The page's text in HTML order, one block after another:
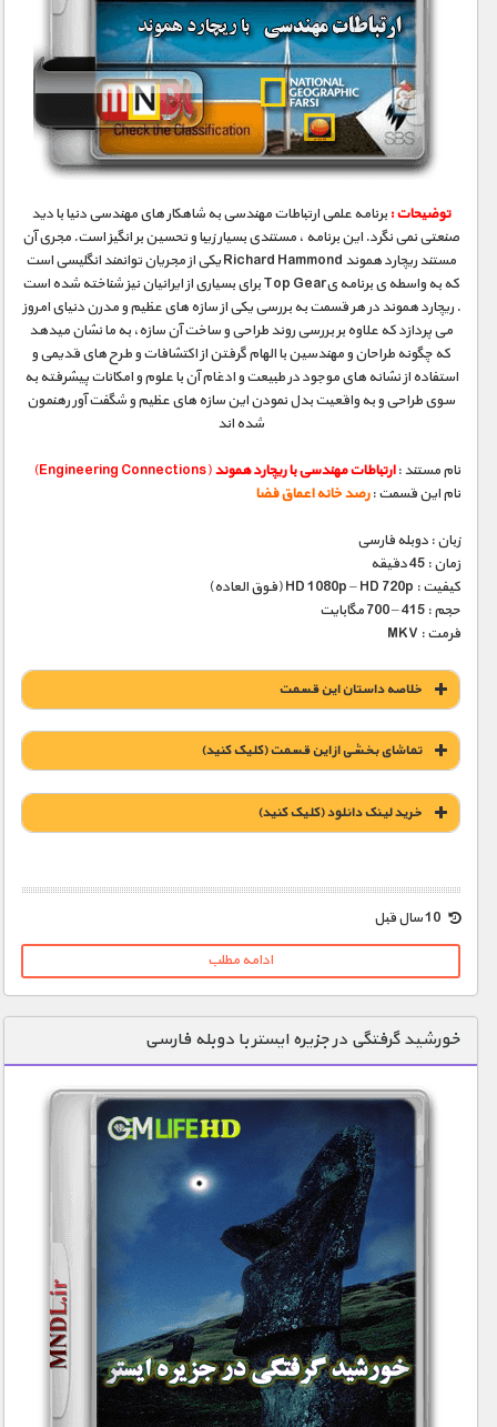
ماورایی
مسابقات / ورزشی
مستند های اختصاصی
توضیحات : برنامه علمی ارتباطات مهندسی به شاهکار های مهندسی دنیا با دید
صنعتی نمی نگرد. این برنامه ، مستندی بسیار زیبا و تحسین بر انگیز است. مجری آن
مستند ریچارد هموند Richard Hammond یکی از مجریان توانمند انگلیسی است
که به واسطه ی برنامه یTop Gear برای بسیاری از ایرانیان نیز شناخته شده است
. ریچارد هموند در هر قسمت به بررسی یکی از سازه های عظیم و مدرن دنیای امروز
می پردازد که علاوه بر بررسی روند طراحی و ساخت آن سازه، به ما نشان میدهد
که چگونه طراحان و مهندسین با الهام گرفتن از اکتشافات و طرح های قدیمی و
استفاده از نشانه های موجود در طبیعت و ادغام آن با علوم و امکانات پیشرفته به
سوی طراحی و به واقعیت بدل نمودن این سازه های عظیم و شگفت آور رهنمون
شده اند
نام مستند :ارتباطات مهندسی با ریچارد هموند(Engineering Connections)
نام این قسمت :رصد خانه اعماق فضا
زبان : دوبله فارسی
زمان : 45 دقیقه
کیفیت : HD 1080p – HD 720p (فوق العاده)
حجم : 415 – 700 مگابایت
فرمت : MKV
خلاصه داستان این قسمت
تماشای بخشی از این قسمت (کلیک کنید)
خريد لينک دانلود (کليک کنيد)
1900 تومان – خريد لينک دانلود (افزودن به سبد خريد)
ادامه مطلب
خورشید گرفتگی در جزیره ایستر با دوبله فارسی